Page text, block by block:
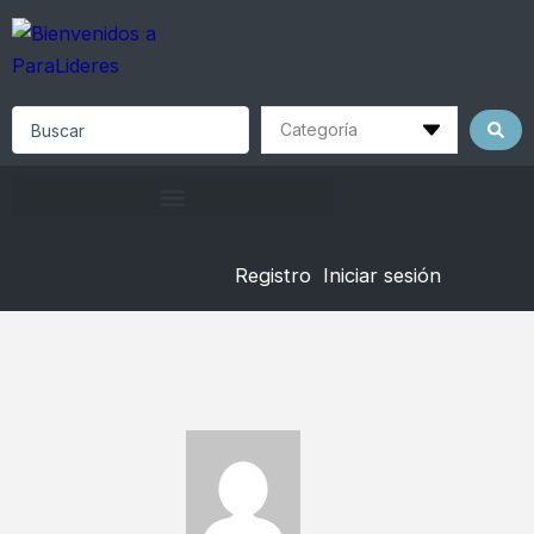
Skip
content
Registro Iniciar sesión